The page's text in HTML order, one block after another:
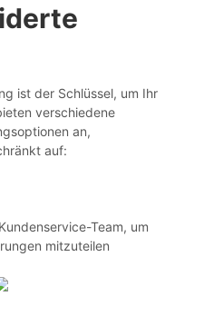
ist der Schlüssel, um Ihr
verschiedene
an,
auf:
Team, um
mitzuteilen